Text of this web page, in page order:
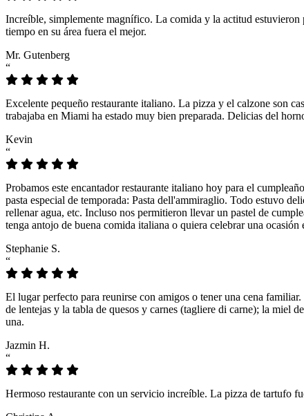
Increíble, simplemente magnífico. La comida y la actitud estuvieron
tiempo en su área fuera el mejor.
Mr. Gutenberg
“
Excelente pequeño restaurante italiano. La pizza y el calzone son
trabajaba en Miami ha estado muy bien preparada. Delicias del
Kevin
“
Probamos este encantador restaurante italiano hoy para el
pasta especial de temporada: Pasta dell'ammiraglio. Todo estuvo
rellenar agua, etc. Incluso nos permitieron llevar un pastel de
tenga antojo de buena comida italiana o quiera celebrar una ocasión
Stephanie S.
“
El lugar perfecto para reunirse con amigos o tener una cena
de lentejas y la tabla de quesos y carnes (tagliere di carne); la miel
una.
Jazmin H.
“
Hermoso restaurante con un servicio increíble. La pizza de tartufo